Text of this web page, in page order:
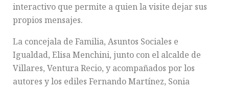
interactivo que permite a quien la visite dejar sus
propios mensajes.
La concejala de Familia, Asuntos Sociales e
Igualdad, Elisa Menchini, junto con el alcalde de
Villares, Ventura Recio, y acompañados por los
autores y los ediles Fernando Martínez, Sonia